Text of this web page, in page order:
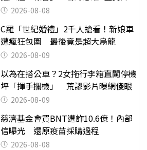
2026-08-08
C羅「世紀婚禮」2千人搶看！新娘車
遭瘋狂包圍 最後竟是超大烏龍
2026-08-09
以為在搭公車？2女拖行李箱直闖停機
坪「揮手攔機」 荒謬影片曝網傻眼
2026-08-09
慈濟基金會買BNT遭詐10.6億！內部
信曝光 還原疫苗採購過程
2026-08-08